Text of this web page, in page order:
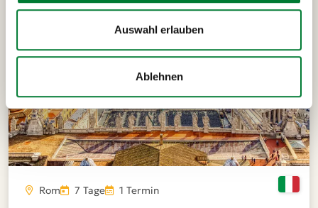
Auswahl erlauben
Ablehnen
Rom 7 Tage 1 Termin